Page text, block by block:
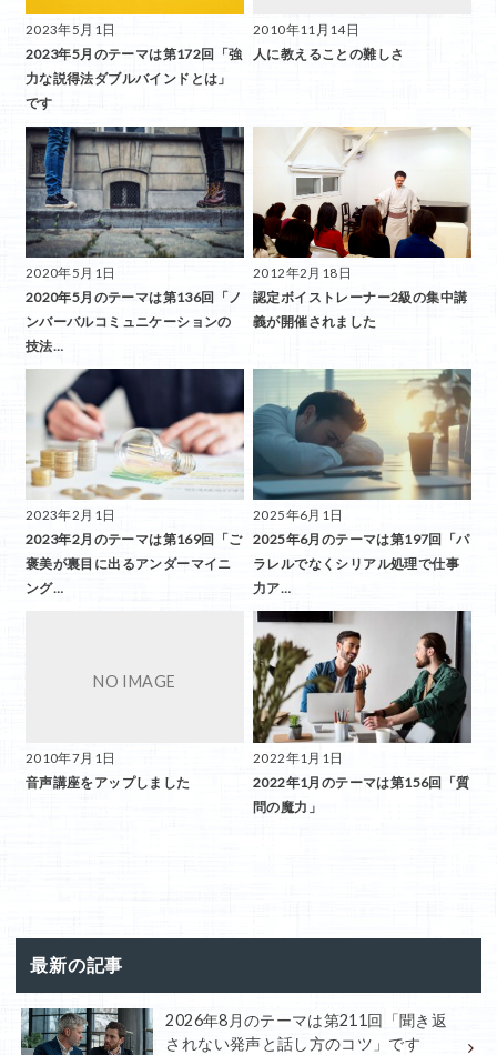
2023年5月1日
2023年5月のテーマは第172回「強
力な説得法ダブルバインドとは」
です
2010年11月14日
人に教えることの難しさ
2020年5月1日
2020年5月のテーマは第136回「ノ
ンバーバルコミュニケーションの
技法…
2012年2月18日
認定ボイストレーナー2級の集中講
義が開催されました
2023年2月1日
2023年2月のテーマは第169回「ご
褒美が裏目に出るアンダーマイニ
ング…
2025年6月1日
2025年6月のテーマは第197回「パ
ラレルでなくシリアル処理で仕事
力ア…
2010年7月1日
音声講座をアップしました
2022年1月1日
2022年1月のテーマは第156回「質
問の魔力」
最新の記事
2026年8月のテーマは第211回「聞き返
されない発声と話し方のコツ」です